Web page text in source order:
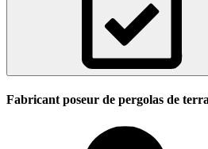
Fabricant poseur de pergolas de